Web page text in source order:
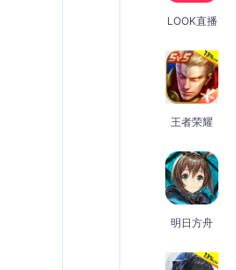
LOOK直播
王者荣耀
明日方舟